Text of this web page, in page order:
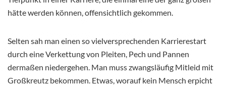
hätte werden können, offensichtlich gekommen.
Selten sah man einen so vielversprechenden Karrierestart
durch eine Verkettung von Pleiten, Pech und Pannen
dermaßen niedergehen. Man muss zwangsläufig Mitleid mit
Großkreutz bekommen. Etwas, worauf kein Mensch erpicht